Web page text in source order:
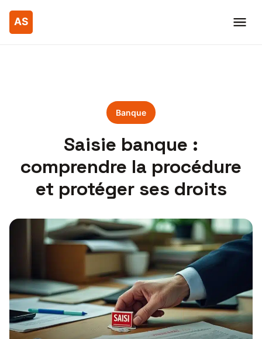
Banque
Saisie banque :
comprendre la procédure
et protéger ses droits